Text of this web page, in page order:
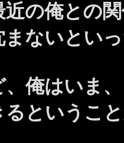
の俺との
まないとい
俺はいま
るというこ